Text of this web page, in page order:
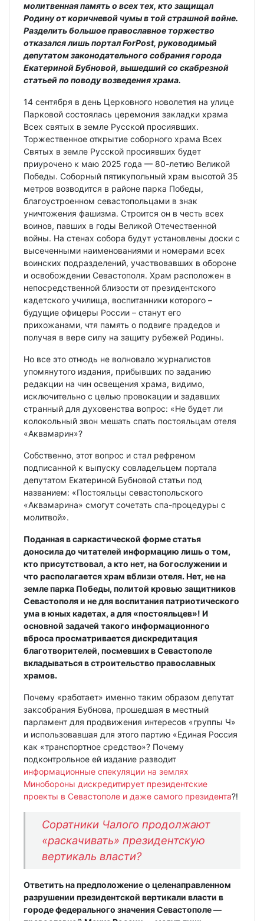
молитвенная память о всех тех, кто защищал
Родину от коричневой чумы в той страшной войне.
Разделить большое православное торжество
отказался лишь порталForPost, руководимый
депутатом законодательного собрания города
Екатериной Бубновой, вышедший со скабрезной
статьей по поводу возведения храма.
14 сентября в день Церковного новолетия на улице
Парковой состоялась церемония закладки храма
Всех святых в земле Русской просиявших.
Торжественное открытие соборного храма Всех
Святых в земле Русской просиявших будет
приурочено к маю 2025 года — 80-летию Великой
Победы. Соборный пятикупольный храм высотой 35
метров возводится в районе парка Победы,
благоустроенном севастопольцами в знак
уничтожения фашизма. Строится он в честь всех
воинов, павших в годы Великой Отечественной
войны. На стенах собора будут установлены доски с
высеченными наименованиями и номерами всех
воинских подразделений, участвовавших в обороне
и освобождении Севастополя. Храм расположен в
непосредственной близости от президентского
кадетского училища, воспитанники которого –
будущие офицеры России – станут его
прихожанами, чтя память о подвиге прадедов и
получая в вере силу на защиту рубежей Родины.
Но все это отнюдь не волновало журналистов
упомянутого издания, прибывших по заданию
редакции на чин освещения храма, видимо,
исключительно с целью провокации и задавших
странный для духовенства вопрос: «Не будет ли
колокольный звон мешать спать постояльцам отеля
«Аквамарин»?
Собственно, этот вопрос и стал рефреном
подписанной к выпуску совладельцем портала
депутатом Екатериной Бубновой статьи под
названием: «Постояльцы севастопольского
«Аквамарина» смогут сочетать спа-процедуры с
молитвой».
Поданная в саркастической форме статья
доносила до читателей информацию лишь о том,
кто присутствовал, а кто нет, на богослужении и
что располагается храм вблизи отеля. Нет, не на
земле парка Победы, политой кровью защитников
Севастополя и не для воспитания патриотического
ума в юных кадетах, а для «постояльцев»! И
основной задачей такого информационного
вброса просматривается дискредитация
благотворителей, посмевших в Севастополе
вкладываться в строительство православных
храмов.
Почему «работает» именно таким образом депутат
заксобрания Бубнова, прошедшая в местный
парламент для продвижения интересов «группы Ч»
и использовавшая для этого партию «Единая Россия
как «транспортное средство»? Почему
подконтрольное ей издание разводит
информационные спекуляции на землях
Минобороны дискредитирует президентские
проекты в Севастополе и даже самого президента?!
Соратники Чалого продолжают
«раскачивать» президентскую
вертикаль власти?
Ответить на предположение о целенаправленном
разрушении президентской вертикали власти в
городе федерального значения Севастополе —